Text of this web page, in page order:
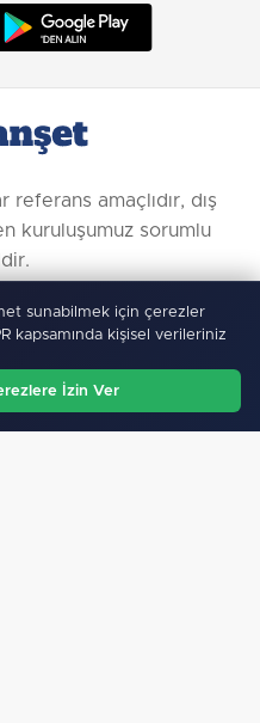
referans amaçlıdır, dış
kuruluşumuz sorumlu
sunabilmek için çerezler
kapsamında kişisel verileriniz
İzin Ver
Ara Menü